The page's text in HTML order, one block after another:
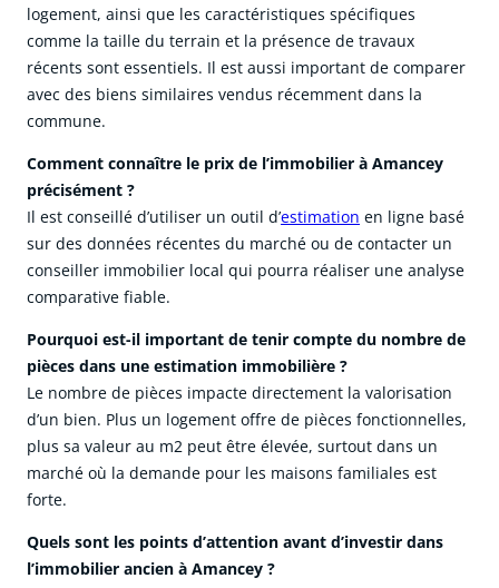
logement, ainsi que les caractéristiques spécifiques
comme la taille du terrain et la présence de travaux
récents sont essentiels. Il est aussi important de comparer
avec des biens similaires vendus récemment dans la
commune.
Comment connaître le prix de l’immobilier à Amancey
précisément ?
Il est conseillé d’utiliser un outil d’estimation en ligne basé
sur des données récentes du marché ou de contacter un
conseiller immobilier local qui pourra réaliser une analyse
comparative fiable.
Pourquoi est-il important de tenir compte du nombre de
pièces dans une estimation immobilière ?
Le nombre de pièces impacte directement la valorisation
d’un bien. Plus un logement offre de pièces fonctionnelles,
plus sa valeur au m2 peut être élevée, surtout dans un
marché où la demande pour les maisons familiales est
forte.
Quels sont les points d’attention avant d’investir dans
l’immobilier ancien à Amancey ?